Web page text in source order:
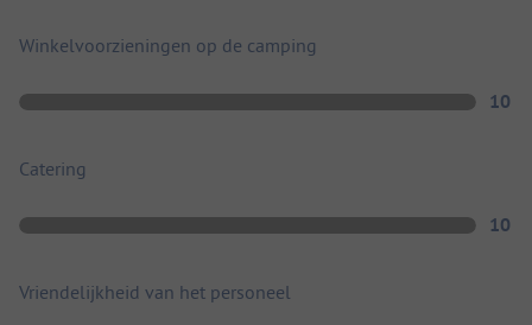
Winkelvoorzieningen op de camping
10
Catering
10
Vriendelijkheid van het personeel